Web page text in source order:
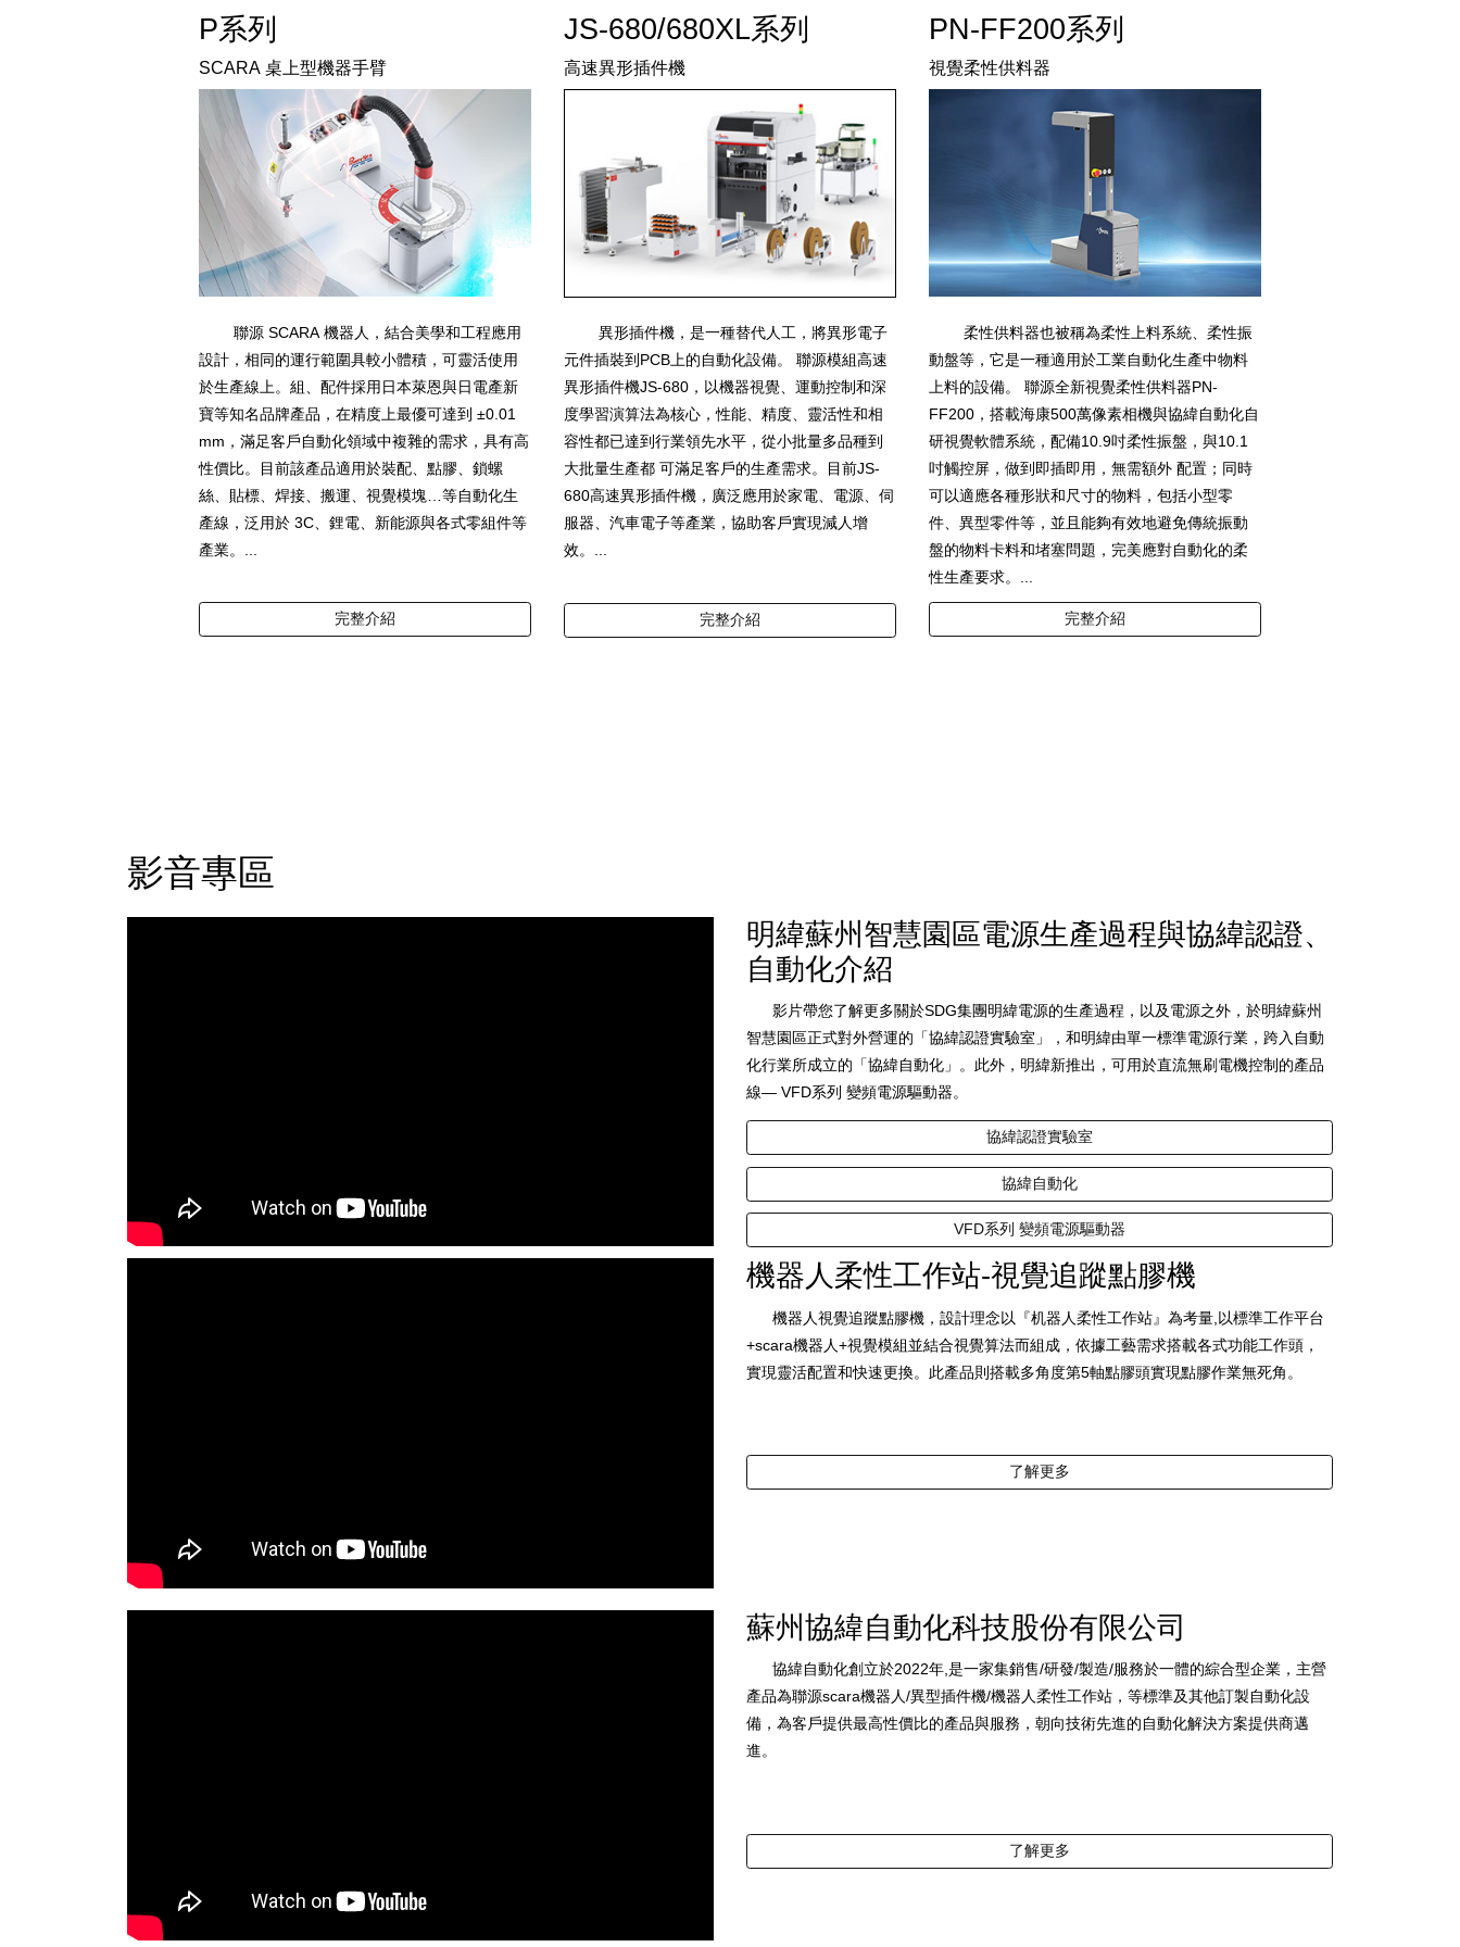
P系列
SCARA 桌上型機器手臂
聯源 SCARA 機器人，結合美學和工程應用
設計，相同的運行範圍具較小體積，可靈活使用
於生產線上。組、配件採用日本萊恩與日電產新
寶等知名品牌產品，在精度上最優可達到 ±0.01
mm，滿足客戶自動化領域中複雜的需求，具有高
性價比。目前該產品適用於裝配、點膠、鎖螺
絲、貼標、焊接、搬運、視覺模塊…等自動化生
產線，泛用於 3C、鋰電、新能源與各式零組件等
產業。...
完整介紹
JS-680/680XL系列
高速異形插件機
異形插件機，是一種替代人工，將異形電子
元件插裝到PCB上的自動化設備。 聯源模組高速
異形插件機JS-680，以機器視覺、運動控制和深
度學習演算法為核心，性能、精度、靈活性和相
容性都已達到行業領先水平，從小批量多品種到
大批量生產都 可滿足客戶的生產需求。目前JS-
680高速異形插件機，廣泛應用於家電、電源、伺
服器、汽車電子等產業，協助客戶實現減人增
效。...
完整介紹
PN-FF200系列
視覺柔性供料器
柔性供料器也被稱為柔性上料系統、柔性振
動盤等，它是一種適用於工業自動化生產中物料
上料的設備。 聯源全新視覺柔性供料器PN-
FF200，搭載海康500萬像素相機與協緯自動化自
研視覺軟體系統，配備10.9吋柔性振盤，與10.1
吋觸控屏，做到即插即用，無需額外 配置；同時
可以適應各種形狀和尺寸的物料，包括小型零
件、異型零件等，並且能夠有效地避免傳統振動
盤的物料卡料和堵塞問題，完美應對自動化的柔
性生產要求。...
完整介紹
影音專區
明緯蘇州智慧園區電源生產過程與協緯認證、
自動化介紹
影片帶您了解更多關於SDG集團明緯電源的生產過程，以及電源之外，於明緯蘇州
智慧園區正式對外營運的「協緯認證實驗室」，和明緯由單一標準電源行業，跨入自動
化行業所成立的「協緯自動化」。此外，明緯新推出，可用於直流無刷電機控制的產品
線— VFD系列 變頻電源驅動器。
協緯認證實驗室
協緯自動化
VFD系列 變頻電源驅動器
機器人柔性工作站-視覺追蹤點膠機
機器人視覺追蹤點膠機，設計理念以『机器人柔性工作站』為考量,以標準工作平台
+scara機器人+視覺模組並結合視覺算法而組成，依據工藝需求搭載各式功能工作頭，
實現靈活配置和快速更換。此產品則搭載多角度第5軸點膠頭實現點膠作業無死角。
了解更多
蘇州協緯自動化科技股份有限公司
協緯自動化創立於2022年,是一家集銷售/研發/製造/服務於一體的綜合型企業，主營
產品為聯源scara機器人/異型插件機/機器人柔性工作站，等標準及其他訂製自動化設
備，為客戶提供最高性價比的產品與服務，朝向技術先進的自動化解決方案提供商邁
進。
了解更多